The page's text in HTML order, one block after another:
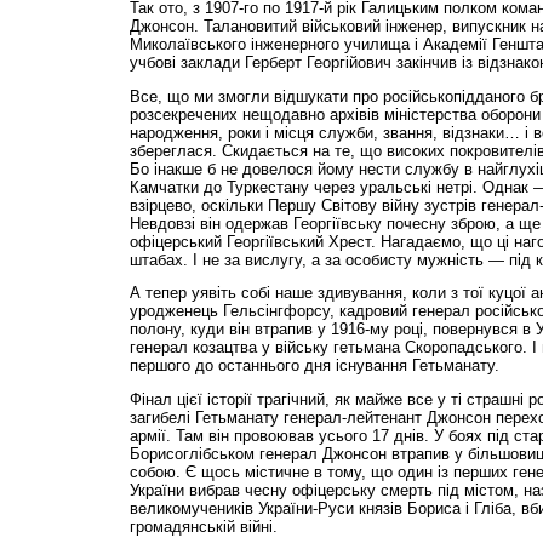
Так ото, з 1907-го по 1917-й рік Галицьким полком
Джонсон. Талановитий військовий інженер, випускник
Миколаївського інженерного училища і Академії
учбові заклади Герберт Георгійович закінчив із
Все, що ми змогли відшукати про російськопідданого
розсекречених нещодавно архівів міністерства
народження, роки і місця служби, звання, відзнаки… і
збереглася. Скидається на те, що високих
Бо інакше б не довелося йому нести службу в
Камчатки до Туркестану через уральські нетрі.
взірцево, оскільки Першу Світову війну зустрів
Невдовзі він одержав Георгіївську почесну зброю, а
офіцерський Георгіївський Хрест. Нагадаємо, що ці
штабах. І не за вислугу, а за особисту мужність —
А тепер уявіть собі наше здивування, коли з тої куцої
уродженець Гельсінгфорсу, кадровий генерал
полону, куди він втрапив у 1916-му році, повернувся в
генерал козацтва у війську гетьмана Скоропадського.
першого до останнього дня існування Гетьманату.
Фінал цієї історії трагічний, як майже все у ті страшні
загибелі Гетьманату генерал-лейтенант Джонсон
армії. Там він провоював усього 17 днів. У боях під
Борисоглібськом генерал Джонсон втрапив у
собою. Є щось містичне в тому, що один із перших
України вибрав чесну офіцерську смерть під містом,
великомучеників України-Руси князів Бориса і Гліба,
громадянській війні.